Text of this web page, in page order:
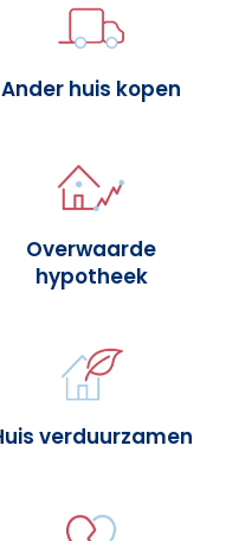
Ander huis kopen
Overwaarde
hypotheek
verduurzamen